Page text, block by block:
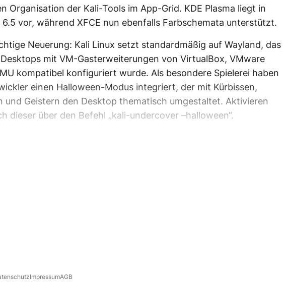
Organisation der Kali-Tools im App-Grid. KDE Plasma liegt in
6.5 vor, während XFCE nun ebenfalls Farbschemata unterstützt.
Neuerung: Kali Linux setzt standardmäßig auf Wayland, das
mit VM-Gasterweiterungen von VirtualBox, VMware
kompatibel konfiguriert wurde. Als besondere Spielerei haben
einen Halloween-Modus integriert, der mit Kürbissen,
und Geistern den Desktop thematisch umgestaltet. Aktivieren
dieser über den Befehl „kali-undercover –halloween“.
ImpressumAGB